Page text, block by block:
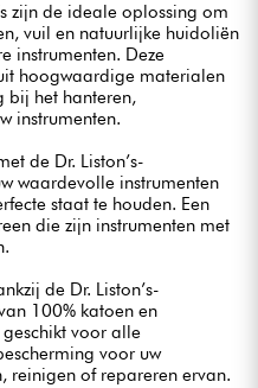
zijn de ideale oplossing om
vuil en natuurlijke huidoliën
instrumenten. Deze
hoogwaardige materialen
bij het hanteren,
instrumenten.
de Dr. Liston’s-
waardevolle instrumenten
staat te houden. Een
die zijn instrumenten met
de Dr. Liston’s-
100% katoen en
voor alle
voor uw
reinigen of repareren ervan.